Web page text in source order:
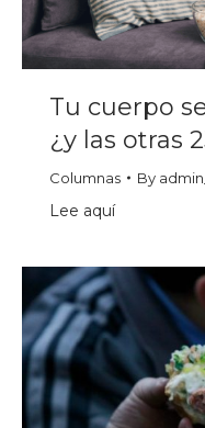
Tu cuerpo
¿y las otras
Columnas By
Lee aquí